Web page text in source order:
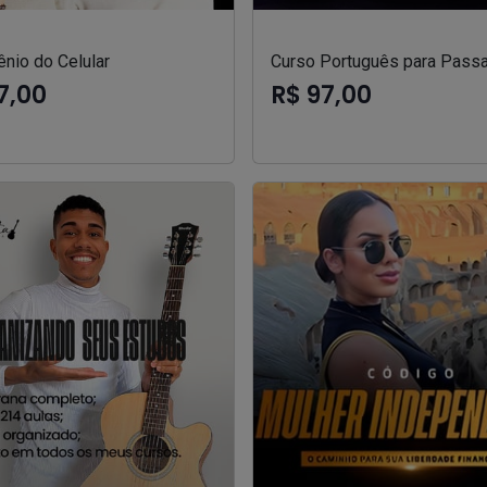
do Celular Curso Português para
R$ 97,00